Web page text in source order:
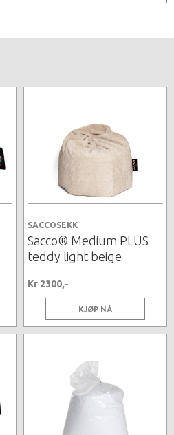
SACCOSEKK
Sacco® Medium PLUS
teddy light beige
Kr 2300,-
KJØP NÅ